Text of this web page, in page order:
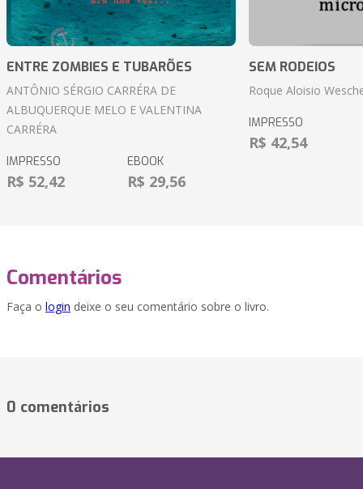
ENTRE ZOMBIES E TUBARÕES
ANTÔNIO SÉRGIO CARRÉRA DE
ALBUQUERQUE MELO E VALENTINA
CARRÉRA
IMPRESSO
R$ 52,42
EBOOK
R$ 29,56
SEM RODEIOS
Roque Aloisio
IMPRESSO
R$ 42,54
Comentários
Faça o login deixe o seu comentário sobre o livro.
0 comentários